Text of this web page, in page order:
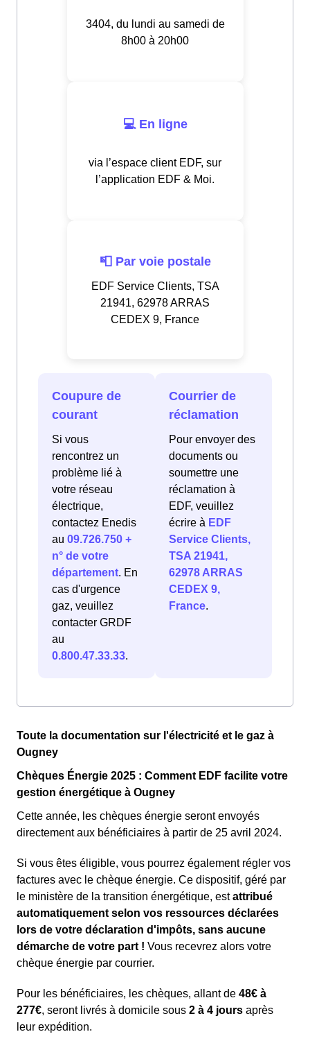
3404, du lundi au samedi de
8h00 à 20h00
💻 En ligne
via l’espace client EDF, sur
l’application EDF & Moi.
📮 Par voie postale
EDF Service Clients, TSA
21941, 62978 ARRAS
CEDEX 9, France
Coupure de
courant
Si vous
rencontrez un
problème lié à
votre réseau
électrique,
contactez Enedis
au 09.726.750 +
n° de votre
département. En
cas d'urgence
gaz, veuillez
contacter GRDF
au
0.800.47.33.33.
Courrier de
réclamation
Pour envoyer des
documents ou
soumettre une
réclamation à
EDF, veuillez
écrire à EDF
Service Clients,
TSA 21941,
62978 ARRAS
CEDEX 9,
France.
Toute la documentation sur l'électricité et le gaz à
Ougney
Chèques Énergie 2025 : Comment EDF facilite votre
gestion énergétique à Ougney
Cette année, les chèques énergie seront envoyés
directement aux bénéficiaires à partir de 25 avril 2024.
Si vous êtes éligible, vous pourrez également régler vos
factures avec le chèque énergie. Ce dispositif, géré par
le ministère de la transition énergétique, estattribué
automatiquement selon vos ressources déclarées
lors de votre déclaration d'impôts, sans aucune
démarche de votre part ! Vous recevrez alors votre
chèque énergie par courrier.
Pour les bénéficiaires, les chèques, allant de 48€ à
277€, seront livrés à domicile sous 2 à 4 jours après
leur expédition.